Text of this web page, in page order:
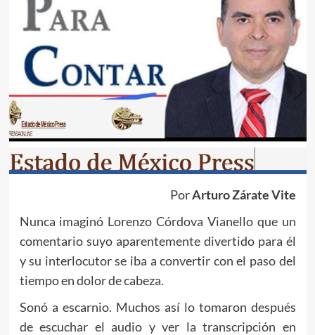
PorArturo Zárate Vite
Nunca imaginó Lorenzo Córdova Vianello que un
comentario suyo aparentemente divertido para él
y su interlocutor se iba a convertir con el paso del
tiempo en dolor de cabeza.
Sonó a escarnio. Muchos así lo tomaron después
de escuchar el audio y ver la transcripción en